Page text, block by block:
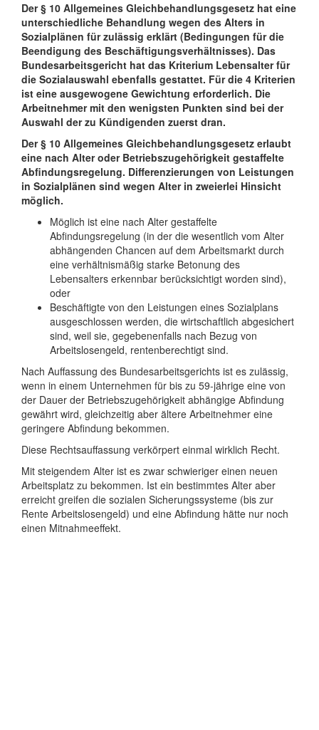
Der § 10 Allgemeines Gleichbehandlungsgesetz hat eine
unterschiedliche Behandlung wegen des Alters in
Sozialplänen für zulässig erklärt (Bedingungen für die
Beendigung des Beschäftigungsverhältnisses). Das
Bundesarbeitsgericht hat das Kriterium Lebensalter für
die Sozialauswahl ebenfalls gestattet. Für die 4 Kriterien
ist eine ausgewogene Gewichtung erforderlich. Die
Arbeitnehmer mit den wenigsten Punkten sind bei der
Auswahl der zu Kündigenden zuerst dran.
Der § 10 Allgemeines Gleichbehandlungsgesetz erlaubt
eine nach Alter oder Betriebszugehörigkeit gestaffelte
Abfindungsregelung. Differenzierungen von Leistungen
in Sozialplänen sind wegen Alter in zweierlei Hinsicht
möglich.
Möglich ist eine nach Alter gestaffelte
Abfindungsregelung (in der die wesentlich vom Alter
abhängenden Chancen auf dem Arbeitsmarkt durch
eine verhältnismäßig starke Betonung des
Lebensalters erkennbar berücksichtigt worden sind),
oder
Beschäftigte von den Leistungen eines Sozialplans
ausgeschlossen werden, die wirtschaftlich abgesichert
sind, weil sie, gegebenenfalls nach Bezug von
Arbeitslosengeld, rentenberechtigt sind.
Nach Auffassung des Bundesarbeitsgerichts ist es zulässig,
wenn in einem Unternehmen für bis zu 59-jährige eine von
der Dauer der Betriebszugehörigkeit abhängige Abfindung
gewährt wird, gleichzeitig aber ältere Arbeitnehmer eine
geringere Abfindung bekommen.
Diese Rechtsauffassung verkörpert einmal wirklich Recht.
Mit steigendem Alter ist es zwar schwieriger einen neuen
Arbeitsplatz zu bekommen. Ist ein bestimmtes Alter aber
erreicht greifen die sozialen Sicherungssysteme (bis zur
Rente Arbeitslosengeld) und eine Abfindung hätte nur noch
einen Mitnahmeeffekt.